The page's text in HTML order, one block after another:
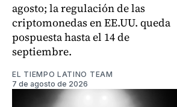
agosto; la regulación de las
criptomonedas en EE.UU. queda
pospuesta hasta el 14 de
septiembre.
EL TIEMPO LATINO TEAM
7 de agosto de 2026